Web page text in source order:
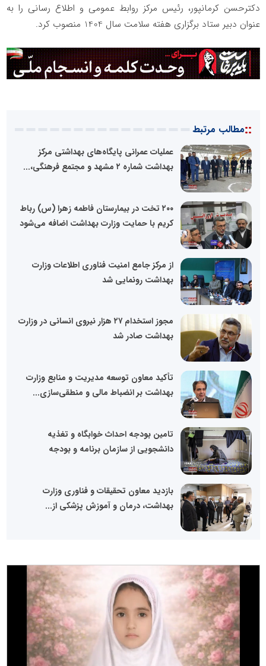
دکترحسن کرمانپور، رئیس مرکز روابط عمومی و اطلاع رسانی را به
عنوان دبیر ستاد برگزاری هفته سلامت سال 1404 منصوب کرد.
::مطالب مرتبط
عملیات عمرانی پایگاه‌های بهداشتی مرکز
بهداشت شماره ۲ مشهد و مجتمع فرهنگی،...
۲۰۰ تخت در بیمارستان فاطمه زهرا (س) رباط
کریم با حمایت وزارت بهداشت اضافه می‌شود
از مرکز جامع امنیت فناوری اطلاعات وزارت
بهداشت رونمایی شد
مجوز استخدام ۲۷ هزار نیروی انسانی در وزارت
بهداشت صادر شد
تأکید معاون توسعه مدیریت و منابع وزارت
بهداشت بر انضباط مالی و منطقی‌سازی...
تامین بودجه احداث خوابگاه‌ و تغذیه
دانشجویی از سازمان برنامه و بودجه
بازدید معاون تحقیقات و فناوری وزارت
بهداشت، درمان و آموزش پزشکی از...